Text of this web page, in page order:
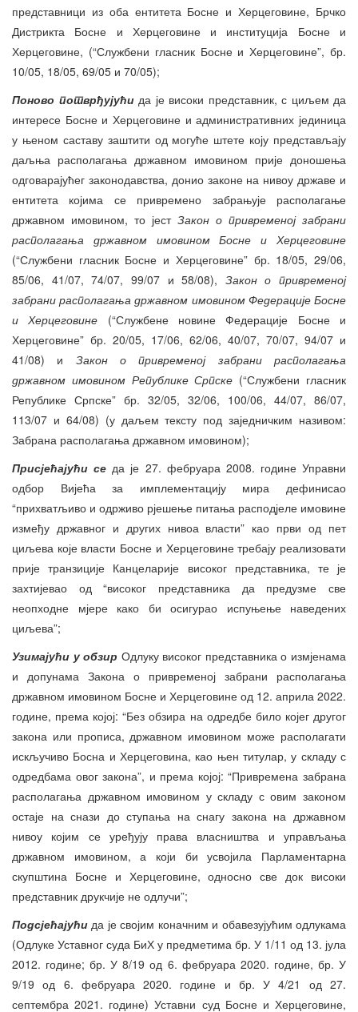
представници из оба ентитета Босне и Херцеговине, Брчко
Дистрикта Босне и Херцеговине и институција Босне и
Херцеговине, (“Службени гласник Босне и Херцеговине”, бр.
10/05, 18/05, 69/05 и 70/05);
Поново потврђујућида је високи представник, с циљем да
интересе Босне и Херцеговине и административних јединица
у њеном саставу заштити од могуће штете коју представљају
даљња располагања државном имовином прије доношења
одговарајућег законодавства, донио законе на нивоу државе и
ентитета којима се привремено забрањује располагање
државном имовином, то јест Закон о привременој забрани
располагања државном имовином Босне и Херцеговине
(“Службени гласник Босне и Херцеговине” бр. 18/05, 29/06,
85/06, 41/07, 74/07, 99/07 и 58/08), Закон о привременој
забрани располагања државном имовином Федерације Босне
и Херцеговине (“Службене новине Федерације Босне и
Херцеговине” бр. 20/05, 17/06, 62/06, 40/07, 70/07, 94/07 и
41/08) и Закон о привременој забрани располагања
државном имовином Републике Српске (“Службени гласник
Републике Српске” бр. 32/05, 32/06, 100/06, 44/07, 86/07,
113/07 и 64/08) (у даљем тексту под заједничким називом:
Забрана располагања државном имовином);
Присјећајући се да је 27. фебруара 2008. године Управни
одбор Вијећа за имплементацију мира дефинисао
“прихватљиво и одрживо рјешење питања расподјеле имовине
између државног и других нивоа власти” као први од пет
циљева које власти Босне и Херцеговине требају реализовати
прије транзиције Канцеларије високог представника, те је
захтијевао од “високог представника да предузме све
неопходне мјере како би осигурао испуњење наведених
циљева”;
Узимајући у обзир Одлуку високог представника о измјенама
и допунама Закона о привременој забрани располагања
државном имовином Босне и Херцеговине од 12. априла 2022.
године, према којој: “Без обзира на одредбе било којег другог
закона или прописа, државном имовином може располагати
искључиво Босна и Херцеговина, као њен титулар, у складу с
одредбама овог закона”, и према којој: “Привремена забрана
располагања државном имовином у складу с овим законом
остаје на снази до ступања на снагу закона на државном
нивоу којим се уређују права власништва и управљања
државном имовином, а који би усвојила Парламентарна
скупштина Босне и Херцеговине, односно све док високи
представник друкчије не одлучи”;
Подсјећајући да је својим коначним и обавезујућим одлукама
(Одлуке Уставног суда БиХ у предметима бр. У 1/11 од 13. јула
2012. године; бр. У 8/19 од 6. фебруара 2020. године, бр. У
9/19 од 6. фебруара 2020. године и бр. У 4/21 од 27.
септембра 2021. године) Уставни суд Босне и Херцеговине,